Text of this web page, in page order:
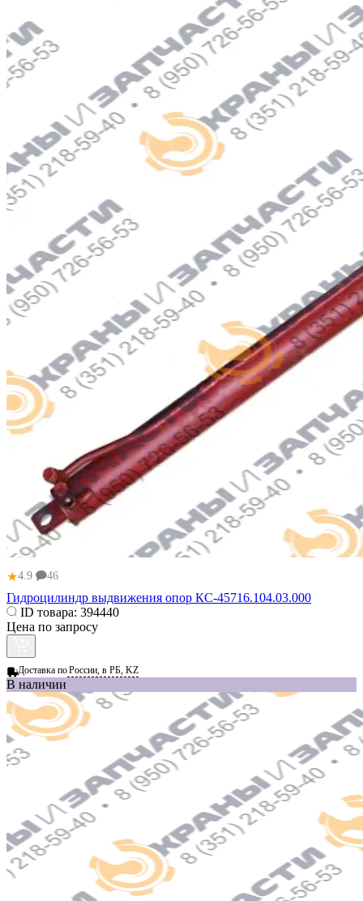
★4.9 46
Гидроцилиндр выдвижения опор КС-45716.104.03.000
ID товара: 394440
Цена по запросу
Доставка поРоссии, в РБ, KZ
В наличии